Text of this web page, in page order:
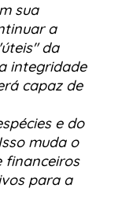
sua
a
da
integridade
capaz de
e do
muda o
financeiros
para a